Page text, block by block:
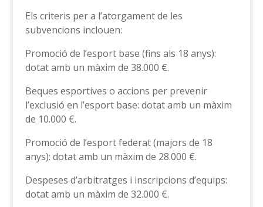
Els criteris per a l’atorgament de les
subvencions inclouen:
Promoció de l’esport base (fins als 18 anys):
dotat amb un màxim de 38.000 €.
Beques esportives o accions per prevenir
l’exclusió en l’esport base: dotat amb un màxim
de 10.000 €.
Promoció de l’esport federat (majors de 18
anys): dotat amb un màxim de 28.000 €.
Despeses d’arbitratges i inscripcions d’equips:
dotat amb un màxim de 32.000 €.